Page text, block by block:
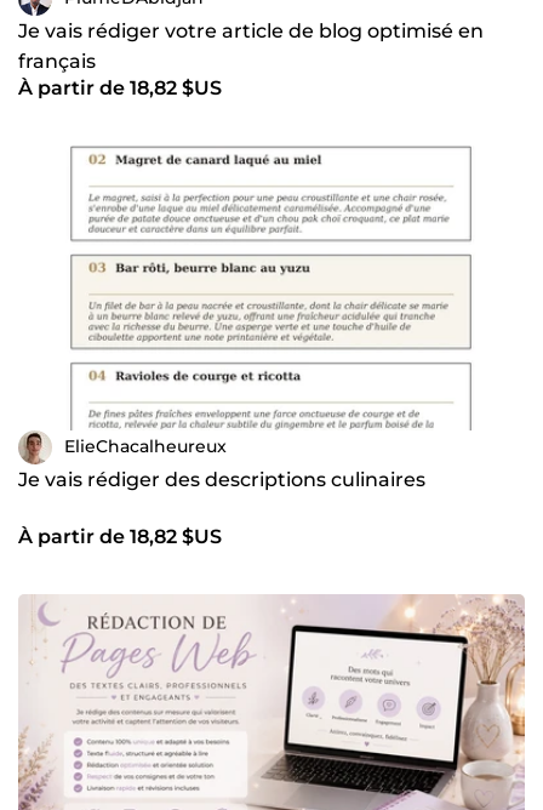
Je vais rédiger votre article de blog optimisé en
français
À partir de 18,82 $US
ElieChacalheureux
Je vais rédiger des descriptions culinaires
À partir de 18,82 $US